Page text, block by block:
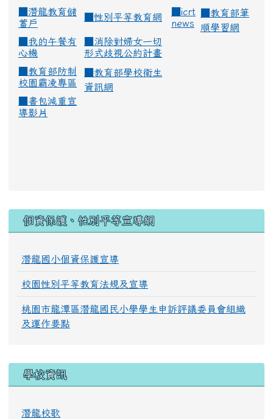
潛龍教育儲
蓄戶
性別平等教育網
icrt
news
教育部筆
順學習網
我的午餐有
心機
消除對婦女一切
形式歧視公約計畫
教育部防制
校園霸凌專區
教育部學校衛生
資訊網
書包減重宣
導影片
個資保護、性別平等宣導網
潛龍國小個資保護宣導
校園性別平等教育法規及宣導
桃園市龍潭區潛龍國民小學學生申訴評議委員會組織
及運作要點
學校資訊
潛龍校歌